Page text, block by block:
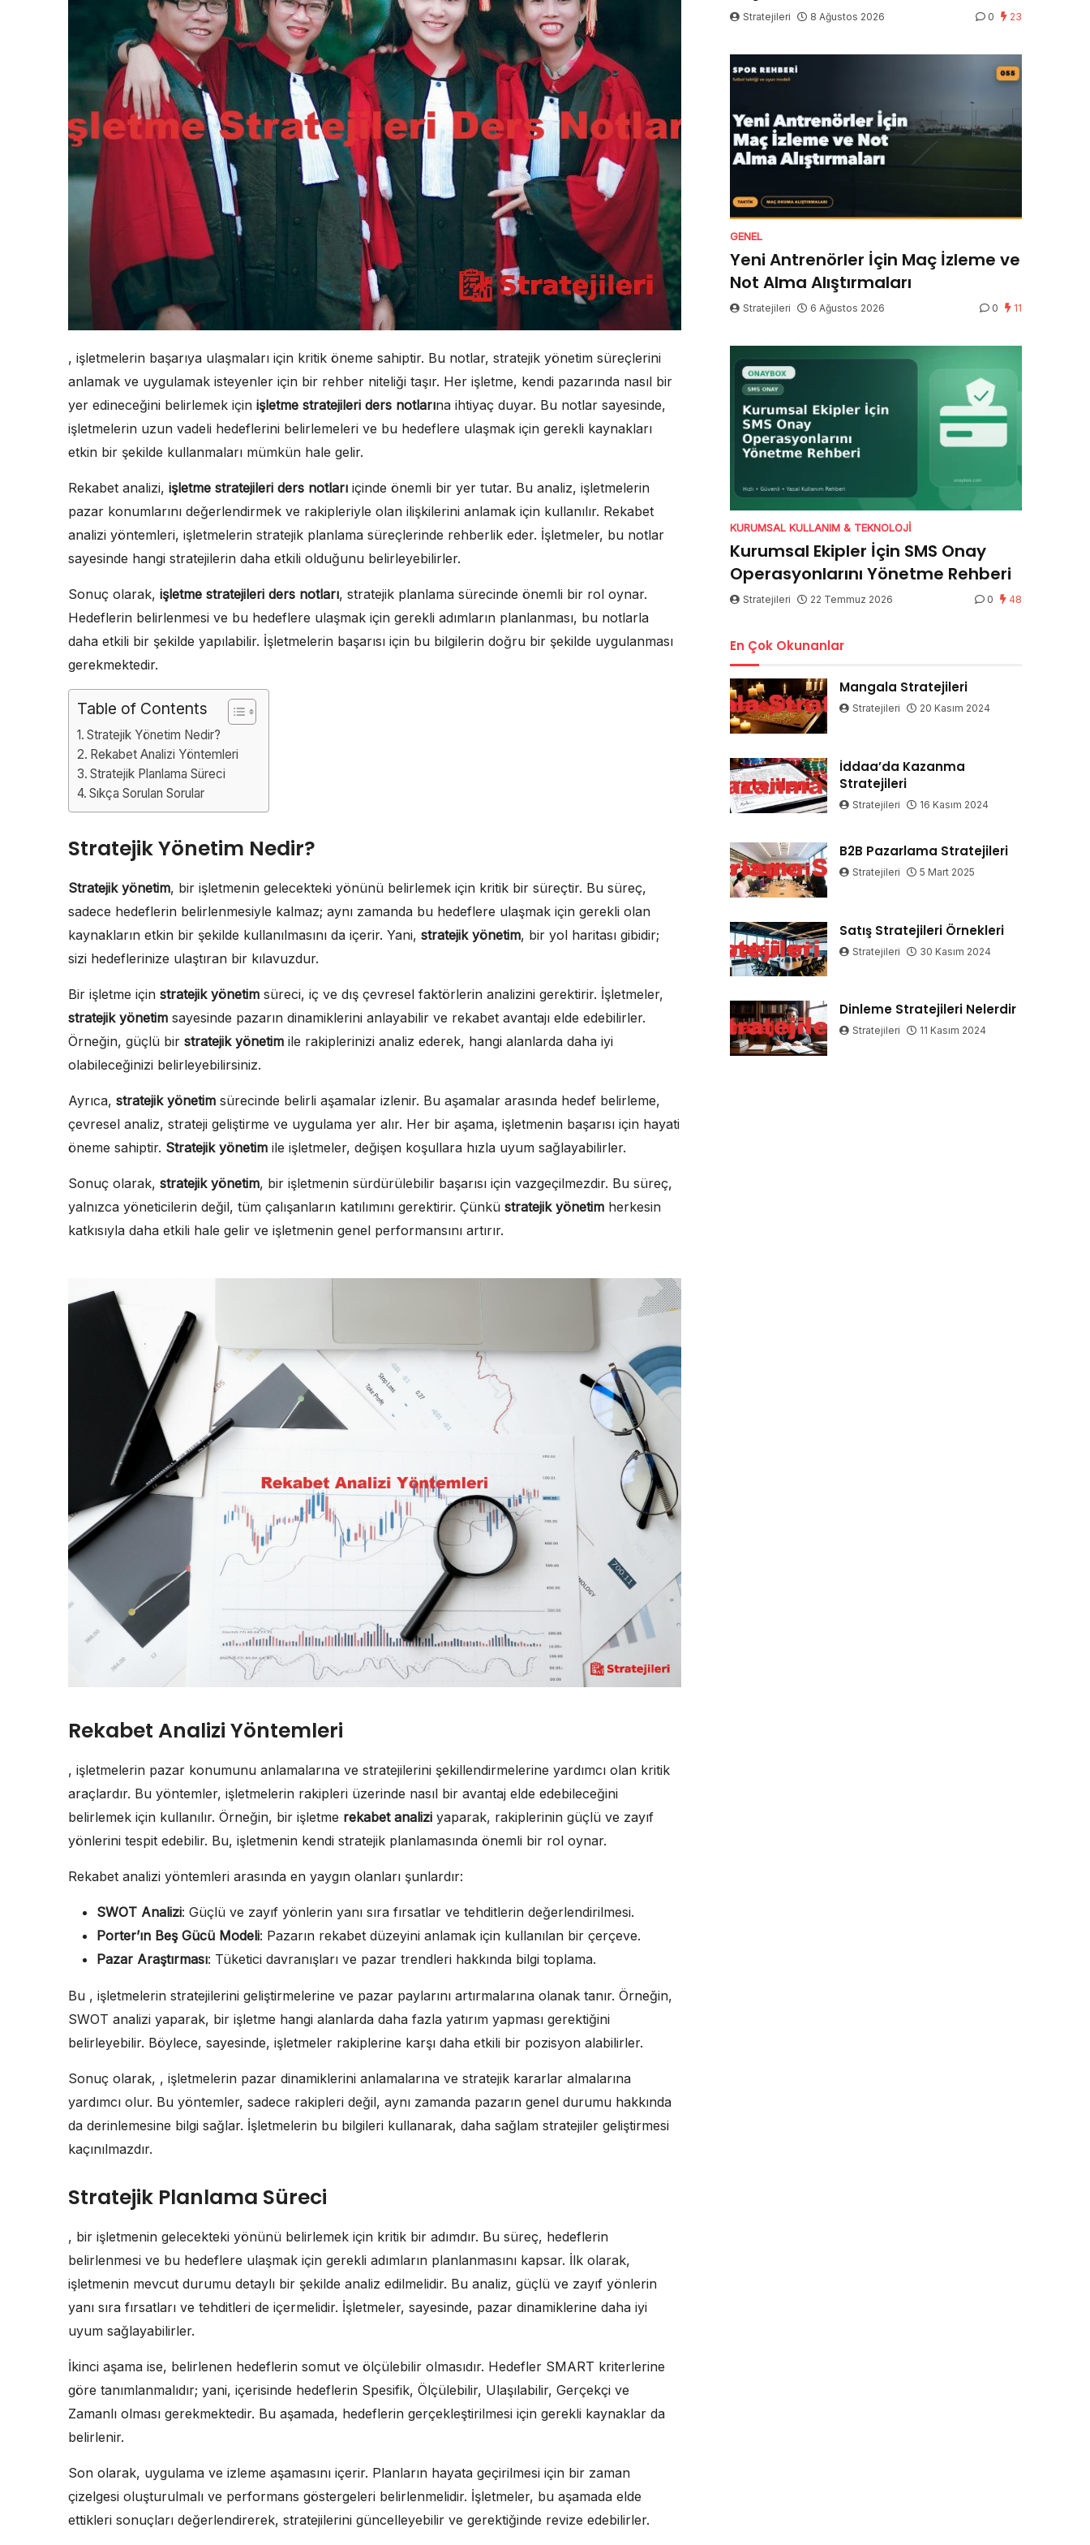
, işletmelerin başarıya ulaşmaları için kritik öneme sahiptir. Bu notlar, stratejik yönetim süreçlerini
anlamak ve uygulamak isteyenler için bir rehber niteliği taşır. Her işletme, kendi pazarında nasıl bir
yer edineceğini belirlemek için işletme stratejileri ders notlarına ihtiyaç duyar. Bu notlar sayesinde,
işletmelerin uzun vadeli hedeflerini belirlemeleri ve bu hedeflere ulaşmak için gerekli kaynakları
etkin bir şekilde kullanmaları mümkün hale gelir.
Rekabet analizi, işletme stratejileri ders notları içinde önemli bir yer tutar. Bu analiz, işletmelerin
pazar konumlarını değerlendirmek ve rakipleriyle olan ilişkilerini anlamak için kullanılır. Rekabet
analizi yöntemleri, işletmelerin stratejik planlama süreçlerinde rehberlik eder. İşletmeler, bu notlar
sayesinde hangi stratejilerin daha etkili olduğunu belirleyebilirler.
Sonuç olarak, işletme stratejileri ders notları, stratejik planlama sürecinde önemli bir rol oynar.
Hedeflerin belirlenmesi ve bu hedeflere ulaşmak için gerekli adımların planlanması, bu notlarla
daha etkili bir şekilde yapılabilir. İşletmelerin başarısı için bu bilgilerin doğru bir şekilde uygulanması
gerekmektedir.
Table of Contents
Stratejik Yönetim Nedir?
Rekabet Analizi Yöntemleri
Stratejik Planlama Süreci
Sıkça Sorulan Sorular
Stratejik Yönetim Nedir?
Stratejik yönetim, bir işletmenin gelecekteki yönünü belirlemek için kritik bir süreçtir. Bu süreç,
sadece hedeflerin belirlenmesiyle kalmaz; aynı zamanda bu hedeflere ulaşmak için gerekli olan
kaynakların etkin bir şekilde kullanılmasını da içerir. Yani, stratejik yönetim, bir yol haritası gibidir;
sizi hedeflerinize ulaştıran bir kılavuzdur.
Bir işletme için stratejik yönetim süreci, iç ve dış çevresel faktörlerin analizini gerektirir. İşletmeler,
stratejik yönetim sayesinde pazarın dinamiklerini anlayabilir ve rekabet avantajı elde edebilirler.
Örneğin, güçlü bir stratejik yönetim ile rakiplerinizi analiz ederek, hangi alanlarda daha iyi
olabileceğinizi belirleyebilirsiniz.
Ayrıca, stratejik yönetim sürecinde belirli aşamalar izlenir. Bu aşamalar arasında hedef belirleme,
çevresel analiz, strateji geliştirme ve uygulama yer alır. Her bir aşama, işletmenin başarısı için hayati
öneme sahiptir. Stratejik yönetim ile işletmeler, değişen koşullara hızla uyum sağlayabilirler.
Sonuç olarak, stratejik yönetim, bir işletmenin sürdürülebilir başarısı için vazgeçilmezdir. Bu süreç,
yalnızca yöneticilerin değil, tüm çalışanların katılımını gerektirir. Çünkü stratejik yönetim herkesin
katkısıyla daha etkili hale gelir ve işletmenin genel performansını artırır.
Rekabet Analizi Yöntemleri
, işletmelerin pazar konumunu anlamalarına ve stratejilerini şekillendirmelerine yardımcı olan kritik
araçlardır. Bu yöntemler, işletmelerin rakipleri üzerinde nasıl bir avantaj elde edebileceğini
belirlemek için kullanılır. Örneğin, bir işletme rekabet analizi yaparak, rakiplerinin güçlü ve zayıf
yönlerini tespit edebilir. Bu, işletmenin kendi stratejik planlamasında önemli bir rol oynar.
Rekabet analizi yöntemleri arasında en yaygın olanları şunlardır:
SWOT Analizi: Güçlü ve zayıf yönlerin yanı sıra fırsatlar ve tehditlerin değerlendirilmesi.
Porter’ın Beş Gücü Modeli: Pazarın rekabet düzeyini anlamak için kullanılan bir çerçeve.
Pazar Araştırması: Tüketici davranışları ve pazar trendleri hakkında bilgi toplama.
Bu , işletmelerin stratejilerini geliştirmelerine ve pazar paylarını artırmalarına olanak tanır. Örneğin,
SWOT analizi yaparak, bir işletme hangi alanlarda daha fazla yatırım yapması gerektiğini
belirleyebilir. Böylece, sayesinde, işletmeler rakiplerine karşı daha etkili bir pozisyon alabilirler.
Sonuç olarak, , işletmelerin pazar dinamiklerini anlamalarına ve stratejik kararlar almalarına
yardımcı olur. Bu yöntemler, sadece rakipleri değil, aynı zamanda pazarın genel durumu hakkında
da derinlemesine bilgi sağlar. İşletmelerin bu bilgileri kullanarak, daha sağlam stratejiler geliştirmesi
kaçınılmazdır.
Stratejik Planlama Süreci
, bir işletmenin gelecekteki yönünü belirlemek için kritik bir adımdır. Bu süreç, hedeflerin
belirlenmesi ve bu hedeflere ulaşmak için gerekli adımların planlanmasını kapsar. İlk olarak,
işletmenin mevcut durumu detaylı bir şekilde analiz edilmelidir. Bu analiz, güçlü ve zayıf yönlerin
yanı sıra fırsatları ve tehditleri de içermelidir. İşletmeler, sayesinde, pazar dinamiklerine daha iyi
uyum sağlayabilirler.
İkinci aşama ise, belirlenen hedeflerin somut ve ölçülebilir olmasıdır. Hedefler SMART kriterlerine
göre tanımlanmalıdır; yani, içerisinde hedeflerin Spesifik, Ölçülebilir, Ulaşılabilir, Gerçekçi ve
Zamanlı olması gerekmektedir. Bu aşamada, hedeflerin gerçekleştirilmesi için gerekli kaynaklar da
belirlenir.
Son olarak, uygulama ve izleme aşamasını içerir. Planların hayata geçirilmesi için bir zaman
çizelgesi oluşturulmalı ve performans göstergeleri belirlenmelidir. İşletmeler, bu aşamada elde
ettikleri sonuçları değerlendirerek, stratejilerini güncelleyebilir ve gerektiğinde revize edebilirler.
Stratejileri 8 Ağustos 2026 0 23
GENEL
Yeni Antrenörler İçin Maç İzleme ve
Not Alma Alıştırmaları
Stratejileri 6 Ağustos 2026 0 11
KURUMSAL KULLANIM & TEKNOLOJI
Kurumsal Ekipler İçin SMS Onay
Operasyonlarını Yönetme Rehberi
Stratejileri 22 Temmuz 2026 0 48
En Çok Okunanlar
Mangala Stratejileri
Stratejileri 20 Kasım 2024
İddaa’da Kazanma
Stratejileri
Stratejileri 16 Kasım 2024
B2B Pazarlama Stratejileri
Stratejileri 5 Mart 2025
Satış Stratejileri Örnekleri
Stratejileri 30 Kasım 2024
Dinleme Stratejileri Nelerdir
Stratejileri 11 Kasım 2024